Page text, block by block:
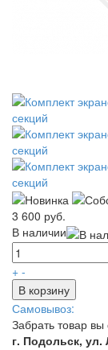
3 600 руб.
В наличии
+ -
В корзину
Самовывоз:
Забрать товар
г. Подольск, ул.